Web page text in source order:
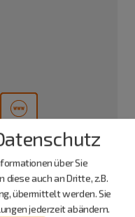
über Sie
auch an Dritte, z.B.
übermittelt werden. Sie
jederzeit abändern.